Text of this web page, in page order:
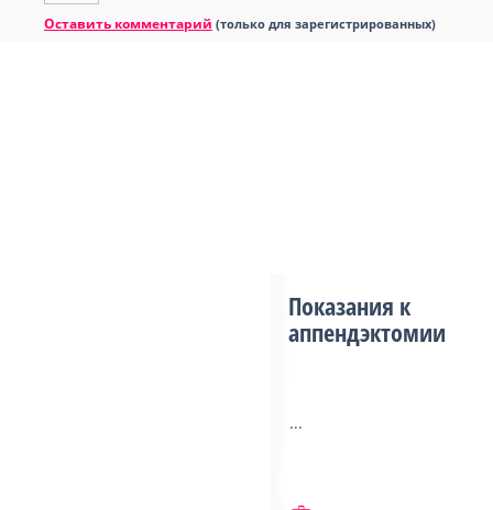
Оставить комментарий (только для зарегистрированных)
Показания к
аппендэктомии
...